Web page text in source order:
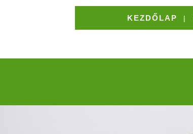
KEZDŐLAP